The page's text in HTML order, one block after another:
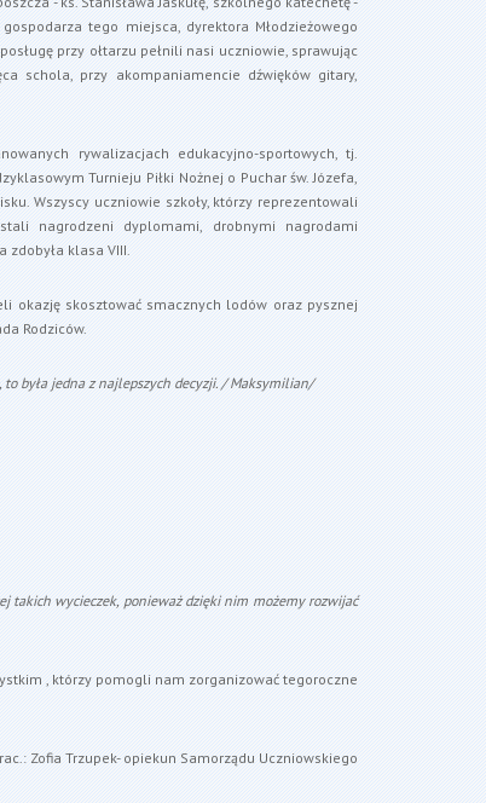
tego miejsca, dyrektora Młodzieżowego
przy ołtarzu pełnili nasi uczniowie, sprawując
schola, przy akompaniamencie dźwięków gitary,
rywalizacjach edukacyjno-sportowych, tj.
Turnieju Piłki Nożnej o Puchar św. Józefa,
Wszyscy uczniowie szkoły, którzy reprezentowali
nagrodzeni dyplomami, drobnymi nagrodami
zdobyła klasa VIII.
okazję skosztować smacznych lodów oraz pysznej
Rodziców.
to była jedna z najlepszych decyzji. / Maksymilian/
takich wycieczek, ponieważ dzięki nim możemy rozwijać
, którzy pomogli nam zorganizować tegoroczne
Zofia Trzupek- opiekun Samorządu Uczniowskiego